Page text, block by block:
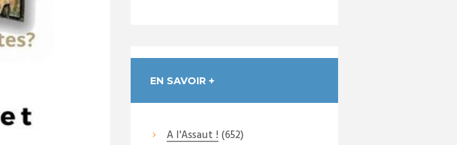
EN SAVOIR +
A l'Assaut ! (652)